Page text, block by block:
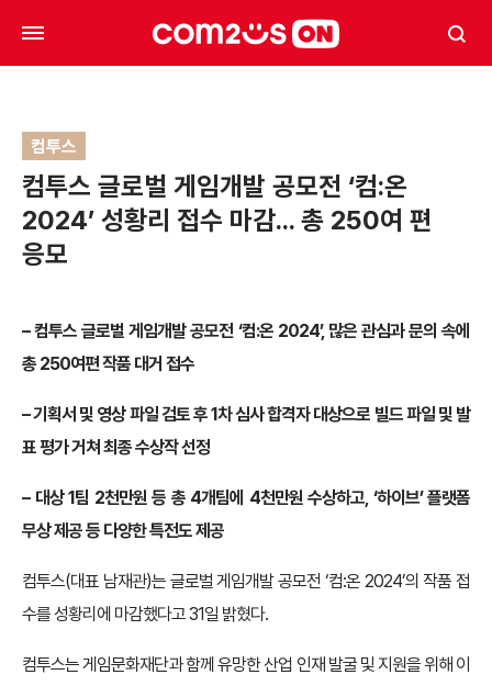
컴투스
컴투스 글로벌 게임개발 공모전 ‘컴:온
2024’ 성황리 접수 마감… 총 250여 편
응모
–컴투스 글로벌 게임개발 공모전 ‘컴:온 2024’, 많은 관심과 문의 속에
총 250여편 작품 대거 접수
–기획서 및 영상 파일 검토 후 1차 심사 합격자 대상으로 빌드 파일 및 발
표 평가 거쳐 최종 수상작 선정
– 대상 1팀 2천만원 등 총 4개팀에 4천만원 수상하고, ‘하이브’ 플랫폼
무상 제공 등 다양한 특전도 제공
컴투스(대표 남재관)는 글로벌 게임개발 공모전 ‘컴:온 2024’의 작품 접
수를 성황리에 마감했다고 31일 밝혔다.
컴투스는 게임문화재단과 함께 유망한 산업 인재 발굴 및 지원을 위해 이